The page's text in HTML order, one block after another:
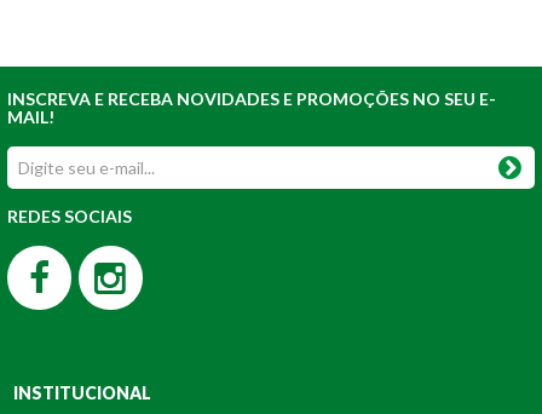
INSCREVA E RECEBA NOVIDADES E PROMOÇÕES NO SEU E-
MAIL!
REDES SOCIAIS
INSTITUCIONAL